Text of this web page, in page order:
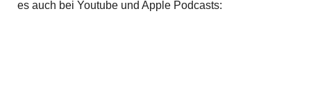
es auch bei Youtube und Apple Podcasts: